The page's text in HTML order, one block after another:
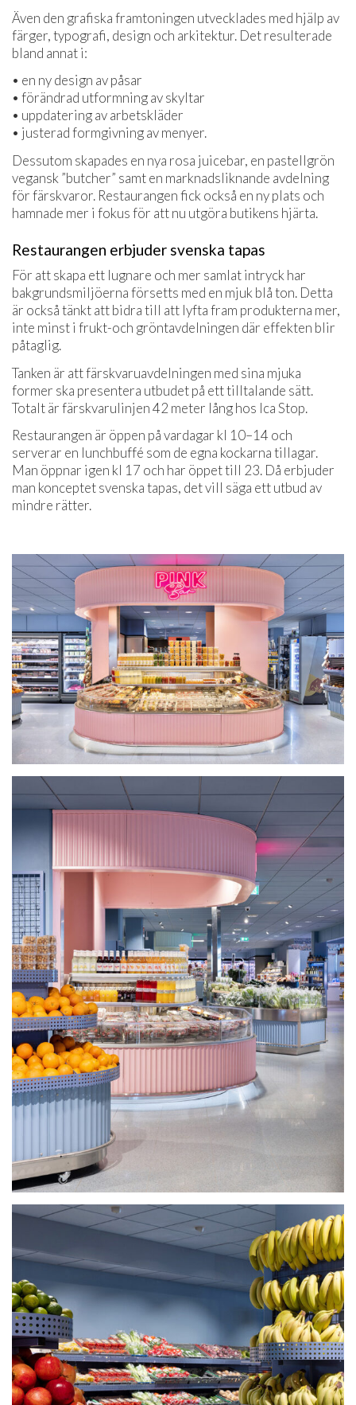
Även den grafiska framtoningen utvecklades med hjälp av
färger, typografi, design och arkitektur. Det resulterade
bland annat i:
• en ny design av påsar
• förändrad utformning av skyltar
• uppdatering av arbetskläder
• justerad formgivning av menyer.
Dessutom skapades en nya rosa juicebar, en pastellgrön
vegansk ”butcher” samt en marknadsliknande avdelning
för färskvaror. Restaurangen fick också en ny plats och
hamnade mer i fokus för att nu utgöra butikens hjärta.
Restaurangen erbjuder svenska tapas
För att skapa ett lugnare och mer samlat intryck har
bakgrundsmiljöerna försetts med en mjuk blå ton. Detta
är också tänkt att bidra till att lyfta fram produkterna mer,
inte minst i frukt-och gröntavdelningen där effekten blir
påtaglig.
Tanken är att färskvaruavdelningen med sina mjuka
former ska presentera utbudet på ett tilltalande sätt.
Totalt är färskvarulinjen 42 meter lång hos Ica Stop.
Restaurangen är öppen på vardagar kl 10–14 och
serverar en lunchbuffé som de egna kockarna tillagar.
Man öppnar igen kl 17 och har öppet till 23. Då erbjuder
man konceptet svenska tapas, det vill säga ett utbud av
mindre rätter.